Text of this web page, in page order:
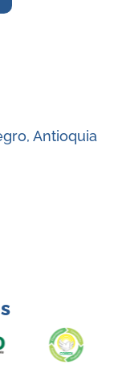
Antioquia